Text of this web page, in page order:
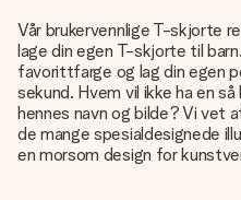
Vår brukervennlige T-skjorte
lage din egen T-skjorte til
favorittfarge og lag din egen
sekund. Hvem vil ikke ha en
hennes navn og bilde? Vi
de mange spesialdesignede
en morsom design for